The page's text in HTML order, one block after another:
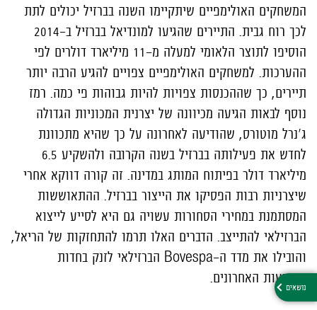
המשחקים האולימפיים שיתקיימו השנה בברזיל יכולים לתת
לכך רוח גבית. התיירים שהגיעו למונדיאל בברזיל ב-2014
הוסיפו לתוצר הלאומי למעלה מ-11 מיליארד דולרים לפי
ההערכות. למשחקים האולימפיים צפויים להגיע הרבה יותר
תיירים, כך שההכנסות צפויות להיות גבוהות פי כמה. רמז
נוסף לבאות הגיעה מכיוונה של יצרנית המכוניות הגדולה
ג'נרל מוטורס, שהודיעה לאחרונה על כך שהיא מתכוונת
לחדש את פעילותה בברזיל בשנה הקרובה ולהשקיע 6.5
מיליארד דולר בפיתוח המותג במדינה. זה קורה דווקא אחרי
שיצרניות רבות הפסיקו את הייצור בברזיל. ההתאוששות
המסתמנת במחירי הסחורות עשויה גם היא לסייע לייצוא
הברזילאי להתייצב. הדברים האלו תרמו להתחזקות של הריאל,
והובילו את מדד ה-Bovespa הברזילאי לזנק בחדות
בשבועות האחרונים.